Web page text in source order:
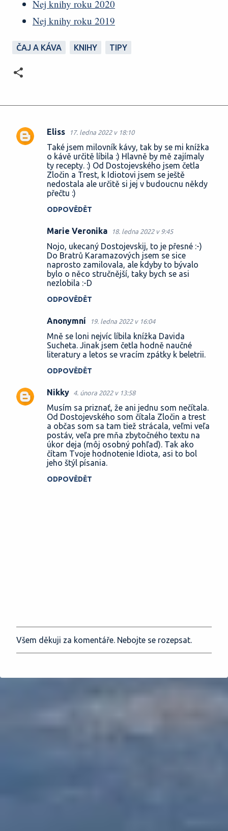
Nej knihy roku 2020
Nej knihy roku 2019
ČAJ A KÁVA KNIHY TIPY
K
Eliss 17. ledna 2022 v 18:10
Také jsem milovník kávy, tak by se mi knížka
o kávě určitě líbila :) Hlavně by mě zajímaly
ty recepty. :) Od Dostojevského jsem četla
Zločin a Trest, k Idiotovi jsem se ještě
nedostala ale určitě si jej v budoucnu někdy
přečtu :)
ODPOVĚDĚT
Marie Veronika 18. ledna 2022 v 9:45
Nojo, ukecaný Dostojevskij, to je přesné :-)
Do Bratrů Karamazových jsem se sice
naprosto zamilovala, ale kdyby to bývalo
bylo o něco stručnější, taky bych se asi
nezlobila :-D
ODPOVĚDĚT
Anonymní 19. ledna 2022 v 16:04
Mně se loni nejvíc líbila knížka Davida
Sucheta. Jinak jsem četla hodně naučné
literatury a letos se vracím zpátky k beletrii.
ODPOVĚDĚT
Nikky 4. února 2022 v 13:58
Musím sa priznať, že ani jednu som nečítala.
Od Dostojevského som čítala Zločin a trest
a občas som sa tam tiež strácala, veľmi veľa
postáv, veľa pre mňa zbytočného textu na
úkor deja (môj osobný pohľad). Tak ako
čítam Tvoje hodnotenie Idiota, asi to bol
jeho štýl písania.
ODPOVĚDĚT
O
k
e
Všem děkuji za komentáře. Nebojte se rozepsat.